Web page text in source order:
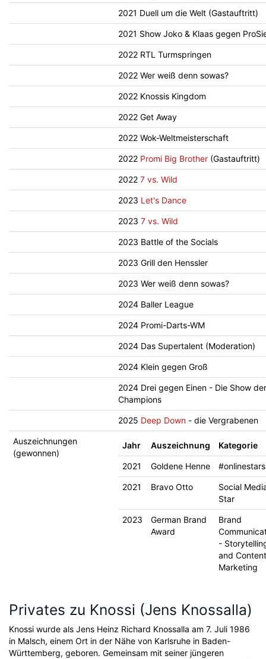
2021 Duell um die Welt (Gastauftritt)
2021 Show Joko & Klaas gegen
2022 RTL Turmspringen
2022 Wer weiß denn sowas?
2022 Knossis Kingdom
2022 Get Away
2022 Wok-Weltmeisterschaft
2022 Promi Big Brother (Gastauftritt)
2022 7 vs. Wild
2023 Let's Dance
2023 7 vs. Wild
2023 Battle of the Socials
2023 Grill den Henssler
2023 Wer weiß denn sowas?
2024 Baller League
2024 Promi-Darts-WM
2024 Das Supertalent (Moderation)
2024 Klein gegen Groß
2024 Drei gegen Einen - Die Show der
Champions
2025 Deep Down - die Vergrabenen
Auszeichnungen
(gewonnen)
Jahr Auszeichnung Kategorie
2021 Goldene Henne #onlinestars
2021 Bravo Otto
Social
Star
2023
German Brand
Award
Brand
-
and Content
Marketing
Privates zu Knossi (Jens Knossalla)
Knossi wurde als Jens Heinz Richard Knossalla am 7. Juli 1986
in Malsch, einem Ort in der Nähe von Karlsruhe in Baden-
Württemberg, geboren. Gemeinsam mit seiner jüngeren